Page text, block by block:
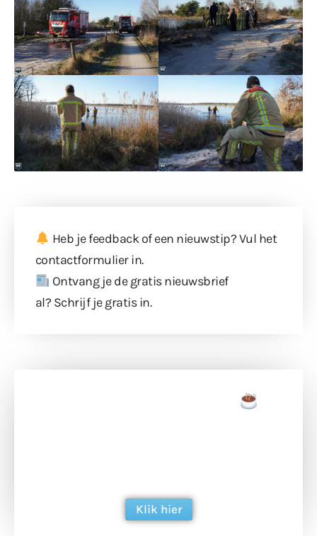
Heb je feedback of een nieuwstip? Vul het
contactformulierin.
Ontvang je de gratis nieuwsbrief
al? Schrijf je gratis in.
Klik hier